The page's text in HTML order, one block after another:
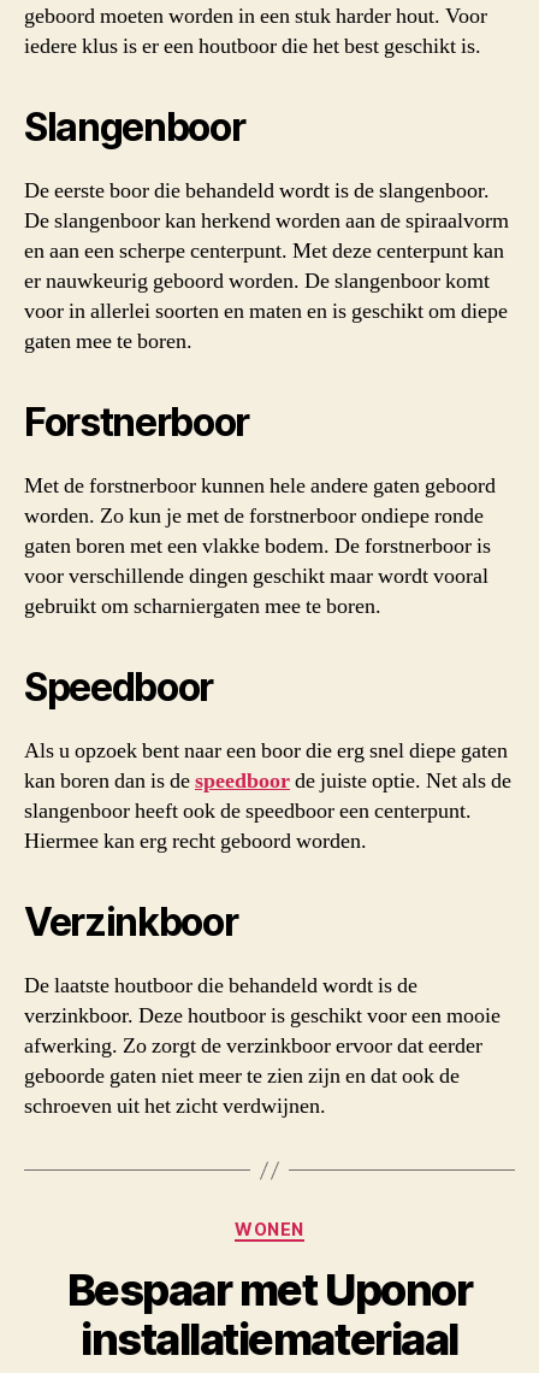
geboord moeten worden in een stuk harder hout. Voor
iedere klus is er een houtboor die het best geschikt is.
Slangenboor
De eerste boor die behandeld wordt is de slangenboor.
De slangenboor kan herkend worden aan de spiraalvorm
en aan een scherpe centerpunt. Met deze centerpunt kan
er nauwkeurig geboord worden. De slangenboor komt
voor in allerlei soorten en maten en is geschikt om diepe
gaten mee te boren.
Forstnerboor
Met de forstnerboor kunnen hele andere gaten geboord
worden. Zo kun je met de forstnerboor ondiepe ronde
gaten boren met een vlakke bodem. De forstnerboor is
voor verschillende dingen geschikt maar wordt vooral
gebruikt om scharniergaten mee te boren.
Speedboor
Als u opzoek bent naar een boor die erg snel diepe gaten
kan boren dan is despeedboorde juiste optie. Net als de
slangenboor heeft ook de speedboor een centerpunt.
Hiermee kan erg recht geboord worden.
Verzinkboor
De laatste houtboor die behandeld wordt is de
verzinkboor. Deze houtboor is geschikt voor een mooie
afwerking. Zo zorgt de verzinkboor ervoor dat eerder
geboorde gaten niet meer te zien zijn en dat ook de
schroeven uit het zicht verdwijnen.
Categorieën
WONEN
Bespaar met Uponor
installatiemateriaal